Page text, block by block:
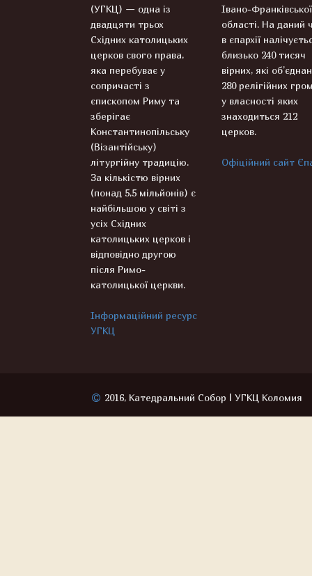
(УГКЦ) — одна із
двадцяти трьох
Східних католицьких
церков свого права,
яка перебуває у
сопричасті з
єпископом Риму та
зберігає
Константинопільську
(Візантійську)
літургійну традицію.
За кількістю вірних
(понад 5,5 мільйонів) є
найбільшою у світі з
усіх Східних
католицьких церков і
відповідно другою
після Римо-
католицької церкви.
Інформаційний ресурс
УГКЦ
Івано-Франківської
області. На даний
в єпархії
близько 240 тисяч
вірних, які
280 релігійних
у власності яких
знаходиться 212
церков.
Офіційний сайт
2016, Катедральний Собор | УГКЦ Коломия